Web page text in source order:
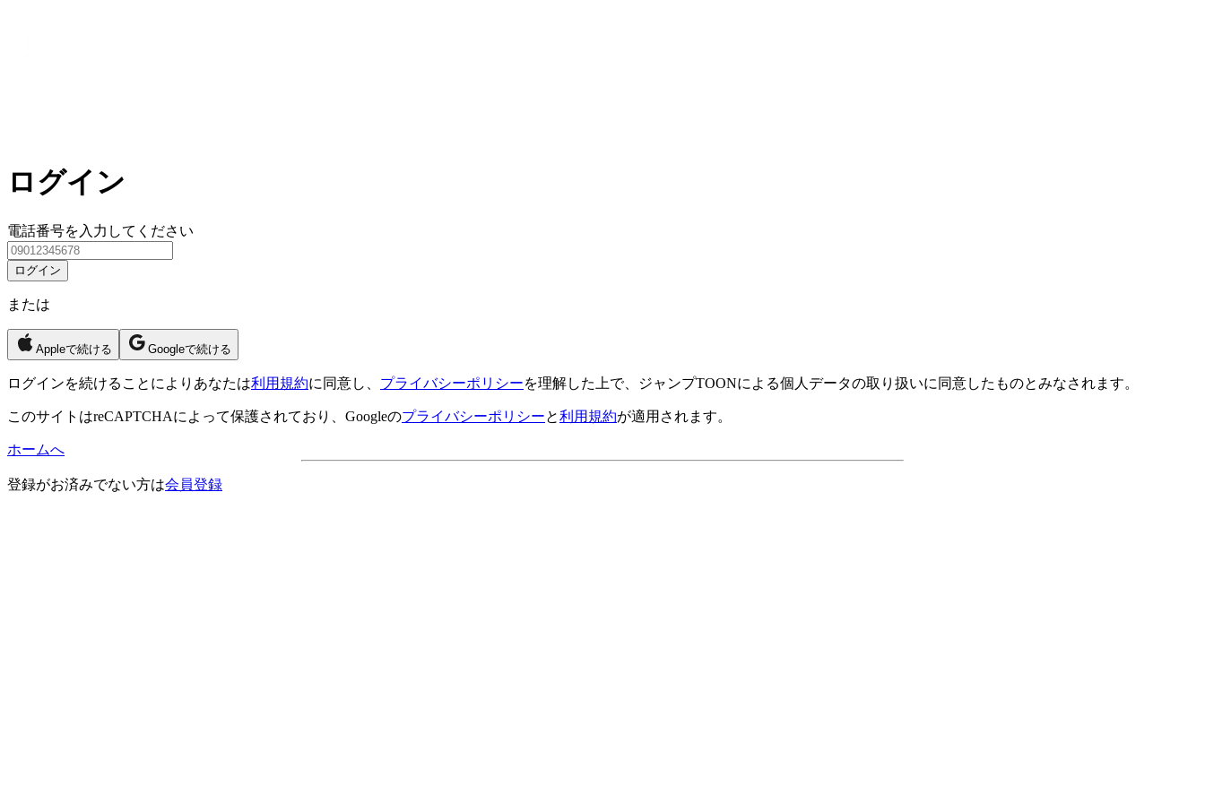
ログイン
電話番号を入力してください
ログイン
または
Appleで続ける Googleで続ける
ログインを続けることによりあなたは利用規約に同意し、 プライバシーポリシーを理解した上で、ジャンプTOONによる個人データの取り扱いに同意したものとみなされます。
このサイトはreCAPTCHAによって保護されており、Googleのプライバシーポリシーと利用規約が適用されます。
ホームへ
登録がお済みでない方は会員登録